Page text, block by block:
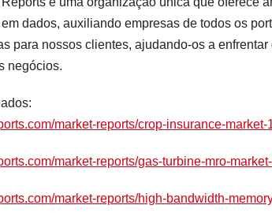
dados, auxiliando empresas de todos os
para nossos clientes, ajudando-os a
negócios.
market-reports/crop-insurance-market-
market-reports/gas-turbine-mro-
market-reports/high-bandwidth-